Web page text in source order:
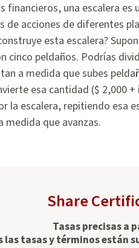
financieros, una escalera
de acciones de diferentes
esta escalera?
cinco peldaños. Podrías
a medida que subes
esa cantidad ($ 2,000
la escalera, repitiendo esa
medida que avanzas.
Share
Tasas precisas a
las tasas y términos están